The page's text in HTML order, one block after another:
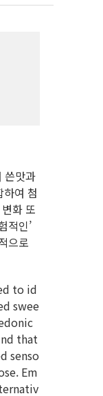
쓴맛과
여 첨
화 또
적인’
으로
to id
swee
that
senso
Em